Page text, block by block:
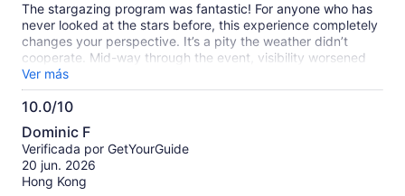
The stargazing program was fantastic! For anyone who has
never looked at the stars before, this experience completely
changes your perspective. It’s a pity the weather didn’t
cooperate. Mid-way through the event, visibility worsened
due to cloud cover, but our guide handled it honestly, ending
early and offering a partial refund. During the evening, we
were provided with blankets, hot chocolate, tea, and roasted
Ver más
10.0/10
10.0
de
10
Dominic F
Verificada por GetYourGuide
20 jun. 2026
Hong Kong